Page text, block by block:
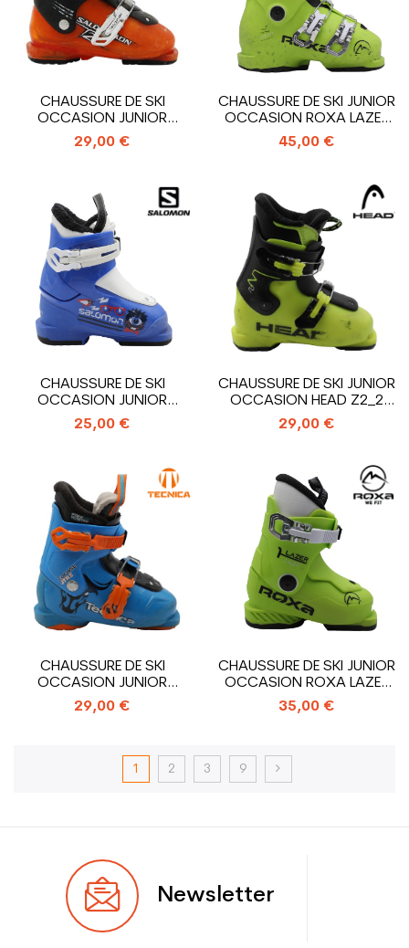
CHAUSSURE DE SKI
OCCASION JUNIOR
SALOMON T2_2
CROCHETS
29,00 €
CHAUSSURE DE SKI JUNIOR
OCCASION ROXA LAZER
3_3...
45,00 €
CHAUSSURE DE SKI
OCCASION JUNIOR
SALOMON T1_1 CROCHET
25,00 €
CHAUSSURE DE SKI JUNIOR
OCCASION HEAD Z2_2
CROCHETS
29,00 €
CHAUSSURE DE SKI
OCCASION JUNIOR
TECNICA COCHISE...
29,00 €
CHAUSSURE DE SKI JUNIOR
OCCASION ROXA LAZER
1_1 CROCHET
35,00 €
1 2 3 9
Newsletter